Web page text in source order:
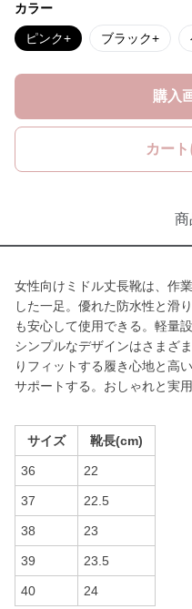
カラー
ピンク+ ブラック+
購入
カー
商
女性向けミドル丈長靴は、作
した一足。優れた防水性と滑
も安心して使用できる。軽量
シンプルなデザインはさまざ
りフィットする履き心地と高
サポートする。おしゃれと実
サイズ 靴長(cm)
36 22
37 22.5
38 23
39 23.5
40 24